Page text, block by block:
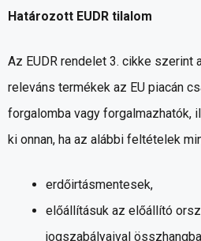
Határozott EUDR tilalom
Az EUDR rendelet 3. cikke szerint
releváns termékek az EU piacán
forgalomba vagy forgalmazhatók,
ki onnan, ha az alábbi feltételek
erdőirtásmentesek,
előállításuk az előállító
jogszabályaival